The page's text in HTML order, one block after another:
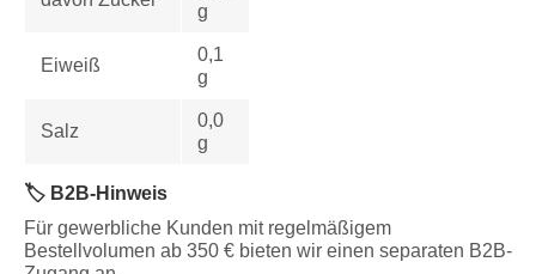
g
Eiweiß
0,1
g
Salz
0,0
g
🏷️ B2B-Hinweis
Für gewerbliche Kunden mit regelmäßigem
Bestellvolumen ab 350 € bieten wir einen separaten B2B-